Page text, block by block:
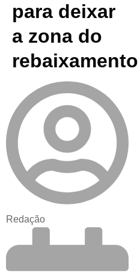
para deixar
a zona do
rebaixamento
Redação